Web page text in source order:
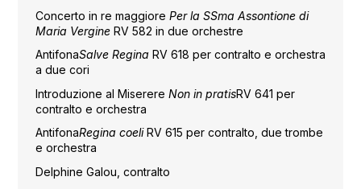
Concerto in re maggiore Per la SSma Assontione di
Maria Vergine RV 582 in due orchestre
AntifonaSalve Regina RV 618 per contralto e orchestra
a due cori
Introduzione al Miserere Non in pratisRV 641 per
contralto e orchestra
AntifonaRegina coeliRV 615 per contralto, due trombe
e orchestra
Delphine Galou, contralto